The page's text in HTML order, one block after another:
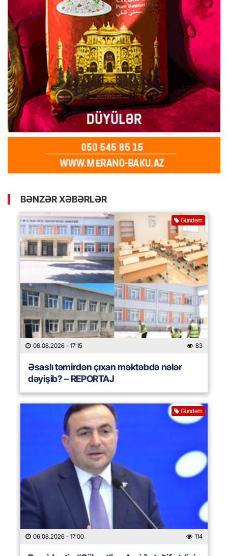
BƏNZƏR XƏBƏRLƏR
Gündəm
06.08.2026 - 17:15 83
Əsaslı təmirdən çıxan məktəbdə nələr
dəyişib? – REPORTAJ
Gündəm
06.08.2026 - 17:00 114